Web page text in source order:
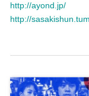
http://ayond.jp/
http://